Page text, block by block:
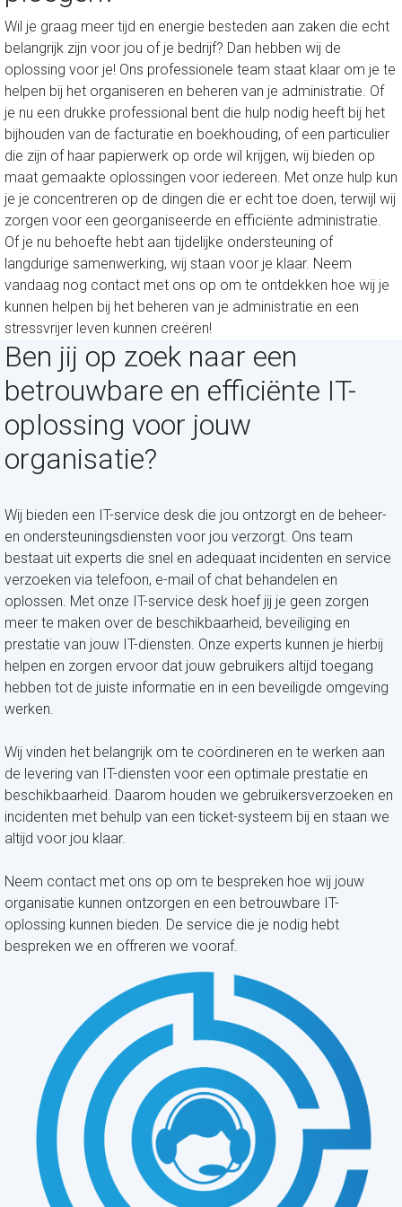
Wil je graag meer tijd en energie besteden aan zaken die echt
belangrijk zijn voor jou of je bedrijf? Dan hebben wij de
oplossing voor je! Ons professionele team staat klaar om je te
helpen bij het organiseren en beheren van je administratie. Of
je nu een drukke professional bent die hulp nodig heeft bij het
bijhouden van de facturatie en boekhouding, of een particulier
die zijn of haar papierwerk op orde wil krijgen, wij bieden op
maat gemaakte oplossingen voor iedereen. Met onze hulp kun
je je concentreren op de dingen die er echt toe doen, terwijl wij
zorgen voor een georganiseerde en efficiënte administratie.
Of je nu behoefte hebt aan tijdelijke ondersteuning of
langdurige samenwerking, wij staan voor je klaar. Neem
vandaag nog contact met ons op om te ontdekken hoe wij je
kunnen helpen bij het beheren van je administratie en een
stressvrijer leven kunnen creëren!
Ben jij op zoek naar een
betrouwbare en efficiënte IT-
oplossing voor jouw
organisatie?
Wij bieden een IT-service desk die jou ontzorgt en de beheer-
en ondersteuningsdiensten voor jou verzorgt. Ons team
bestaat uit experts die snel en adequaat incidenten en service
verzoeken via telefoon, e-mail of chat behandelen en
oplossen. Met onze IT-service desk hoef jij je geen zorgen
meer te maken over de beschikbaarheid, beveiliging en
prestatie van jouw IT-diensten. Onze experts kunnen je hierbij
helpen en zorgen ervoor dat jouw gebruikers altijd toegang
hebben tot de juiste informatie en in een beveiligde omgeving
werken.
Wij vinden het belangrijk om te coördineren en te werken aan
de levering van IT-diensten voor een optimale prestatie en
beschikbaarheid. Daarom houden we gebruikersverzoeken en
incidenten met behulp van een ticket-systeem bij en staan we
altijd voor jou klaar.
Neem contact met ons op om te bespreken hoe wij jouw
organisatie kunnen ontzorgen en een betrouwbare IT-
oplossing kunnen bieden. De service die je nodig hebt
bespreken we en offreren we vooraf.